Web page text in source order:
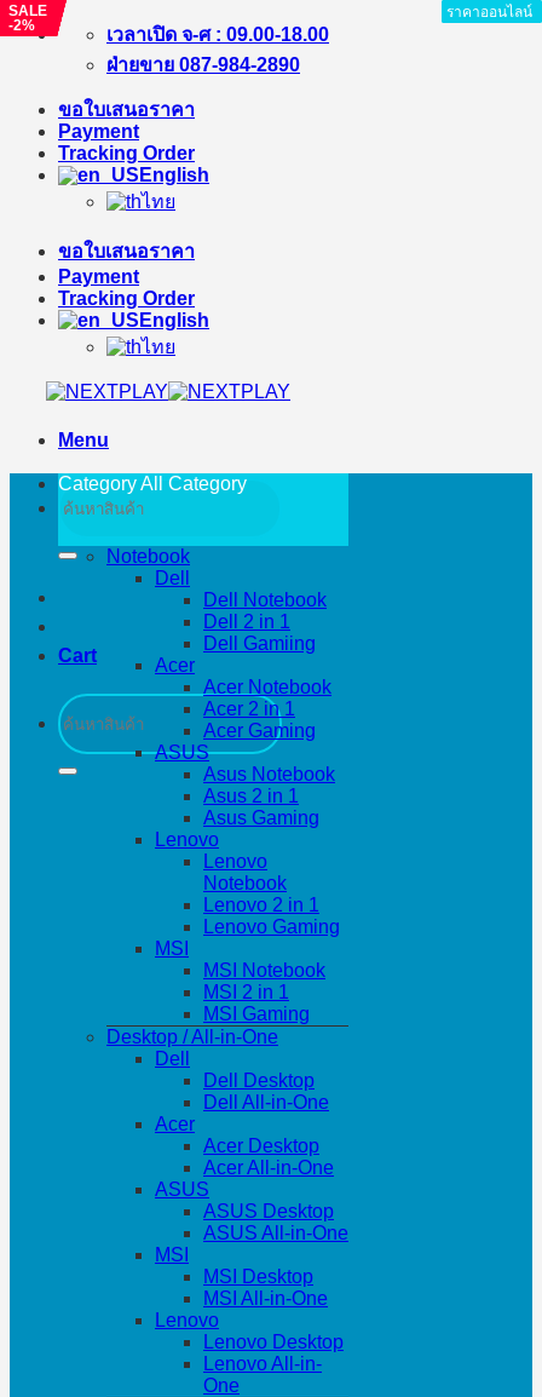
Skip
เวลาเปิด จ-ศ : 09.00-18.00
ฝ่ายขาย 087-984-2890
ขอใบเสนอราคา
Payment
Tracking Order
English
ไทย
ขอใบเสนอราคา
Payment
Tracking Order
English
ไทย
Menu
Search
for:
Cart
Search
for:
Category All Category
Notebook
Dell
Dell Notebook
Dell 2 in 1
Dell Gamiing
Acer
Acer Notebook
Acer 2 in 1
Acer Gaming
ASUS
Asus Notebook
Asus 2 in 1
Asus Gaming
Lenovo
Lenovo
Notebook
Lenovo 2 in 1
Lenovo Gaming
MSI
MSI Notebook
MSI 2 in 1
MSI Gaming
Desktop / All-in-One
Dell
Dell Desktop
Dell All-in-One
Acer
Acer Desktop
Acer All-in-One
ASUS
ASUS Desktop
ASUS All-in-One
MSI
MSI Desktop
MSI All-in-One
Lenovo
Lenovo Desktop
Lenovo All-in-
One
ราคาออนไลน์
SALE
-2%
ราคาออนไลน์
SALE
-13%
ราคาออนไลน์
SALE
-4%
ราคาออนไลน์
ราคาออนไลน์
ราคาออนไลน์
ราคาออนไลน์
SALE
-4%
ราคาออนไลน์
SALE
-3%
ราคาออนไลน์
SALE
-5%